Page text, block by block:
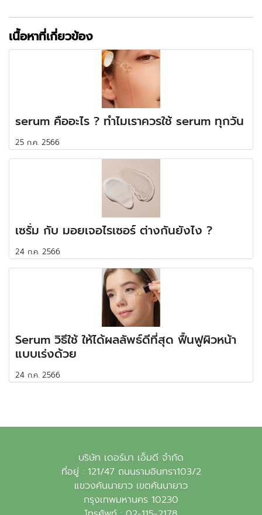
เนื้อหาที่เกี่ยวข้อง
serum คืออะไร ? ทำไมเราควรใช้ serum ทุกวัน
25 ก.ค. 2566
เซรั่ม กับ มอยเจอไรเซอร์ ต่างกันยังไง ?
24 ก.ค. 2566
Serum วิธีใช้ ให้ได้ผลลัพธ์ดีที่สุด ฟื้นฟูผิวหน้า
แบบเร่งด้วย
24 ก.ค. 2566
บริษัท เดอร์มา เอ็มดี จำกัด
ที่อยู่ : 121/47 ถนนรามอินทรา103/2
แขวงคันนายาว เขตคันนายาว
กรุงเทพมหานคร 10230